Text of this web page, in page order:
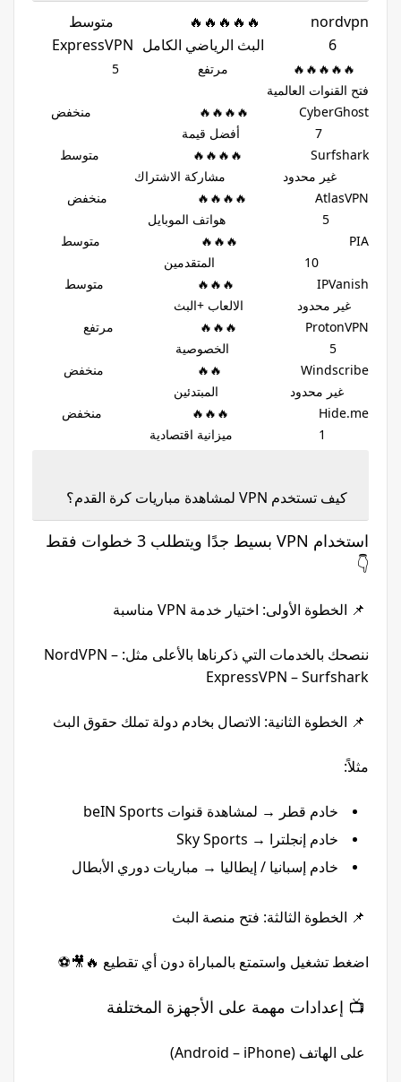
nordvpn 🔥🔥🔥🔥🔥 متوسط
ExpressVPN
فتح القنوات العالمية
CyberGhost 🔥🔥🔥🔥 منخفض
Surfshark 🔥🔥🔥🔥 متوسط
غير محدود مشاركة الاشتراك
AtlasVPN 🔥🔥🔥🔥 منخفض
PIA 🔥🔥🔥 متوسط
IPVanish 🔥🔥🔥 متوسط
غير محدود الالعاب +البث
ProtonVPN 🔥🔥🔥 مرتفع
Windscribe 🔥🔥 منخفض
غير محدود المبتدئين
Hide.me 🔥🔥🔥 منخفض
كيف تستخدم VPN لمشاهدة مباريات كرة القدم؟
استخدام VPN بسيط جدًا ويتطلب 3 خطوات فقط
👇
📌 الخطوة الأولى: اختيار خدمة VPN مناسبة
ننصحك بالخدمات التي ذكرناها بالأعلى مثل: NordVPN –
ExpressVPN – Surfshark
📌 الخطوة الثانية: الاتصال بخادم دولة تملك حقوق البث
مثلاً:
خادم قطر → لمشاهدة قنوات beIN Sports
خادم إنجلترا → Sky Sports
خادم إسبانيا / إيطاليا → مباريات دوري الأبطال
📌 الخطوة الثالثة: فتح منصة البث
اضغط تشغيل واستمتع بالمباراة دون أي تقطيع 🔥🎥⚽
📺 إعدادات مهمة على الأجهزة المختلفة
على الهاتف (Android – iPhone)